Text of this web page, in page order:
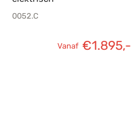
0052.C
Vanaf €1.895,-